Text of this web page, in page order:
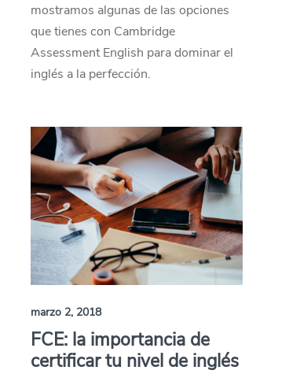
mostramos algunas de las opciones
que tienes con Cambridge
Assessment English para dominar el
inglés a la perfección.
marzo 2, 2018
FCE: la importancia de
certificar tu nivel de inglés